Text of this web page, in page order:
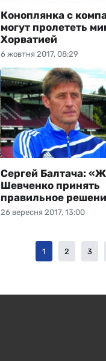
6 жовтня 2017, 08:29
Коноплянка с
могут пролететь
Хорватией
26 вересня 2017, 13:00
Сергей Балтача:
Шевченко принять
правильное
1 2 3